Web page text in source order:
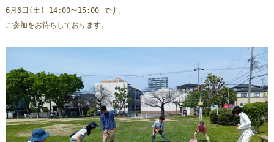
6月6日(土) 14:00〜15:00 です。
ご参加をお待ちしております。